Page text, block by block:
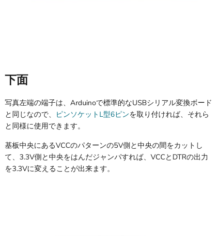
下面
写真左端の端子は、Arduinoで標準的なUSBシリアル変換ボード
と同じなので、 ピンソケットL型6ピンを取り付ければ、それら
と同様に使用できます。
基板中央にあるVCCのパターンの5V側と中央の間をカットし
て、3.3V側と中央をはんだジャンパすれば、VCCとDTRの出力
を3.3Vに変えることが出来ます。